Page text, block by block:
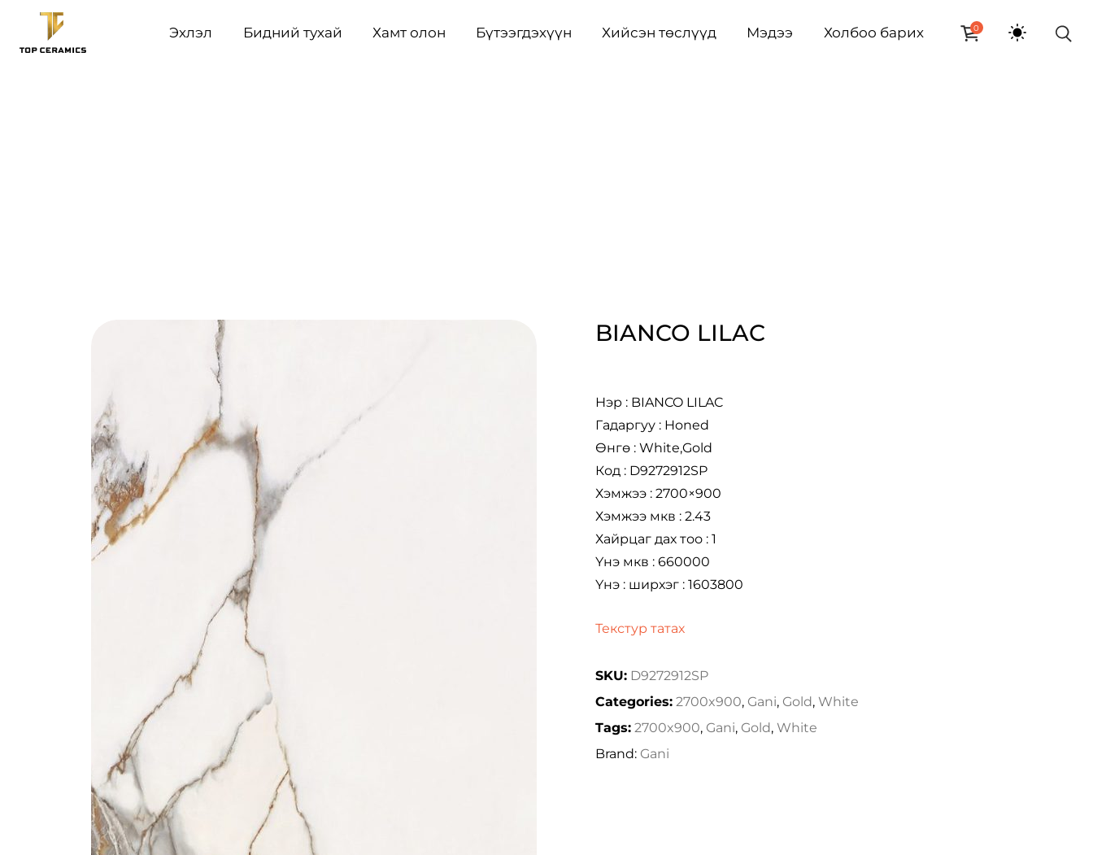
Эхлэл Бидний тухай Хамт олон Бүтээгдэхүүн Хийсэн төслүүд Мэдээ Холбоо барих 0
BIANCO LILAC
Нэр : BIANCO LILAC
Гадаргуу : Honed
Өнгө : White,Gold
Код : D9272912SP
Хэмжээ : 2700×900
Хэмжээ мкв : 2.43
Хайрцаг дах тоо : 1
Үнэ мкв : 660000
Үнэ : ширхэг : 1603800
Текстур татах
SKU: D9272912SP
Categories: 2700x900, Gani, Gold, White
Tags: 2700x900, Gani, Gold, White
Brand: Gani